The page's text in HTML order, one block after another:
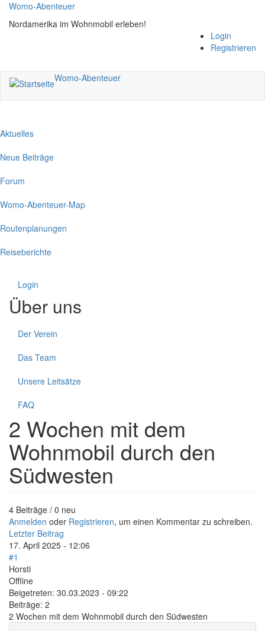
Direkt
zum
Inhalt
Womo-Abenteuer
Nordamerika im Wohnmobil erleben!
Login
Registrieren
Womo-Abenteuer
Aktuelles
Neue Beiträge
Forum
Womo-Abenteuer-Map
Routenplanungen
Reiseberichte
Login
Über uns
Der Verein
Das Team
Unsere Leitsätze
FAQ
2 Wochen mit dem
Wohnmobil durch den
Südwesten
4 Beiträge / 0 neu
Anmelden oder Registrieren, um einen Kommentar zu schreiben.
Letzter Beitrag
17. April 2025 - 12:06
#1
Horsti
Offline
Beigetreten: 30.03.2023 - 09:22
Beiträge: 2
2 Wochen mit dem Wohnmobil durch den Südwesten